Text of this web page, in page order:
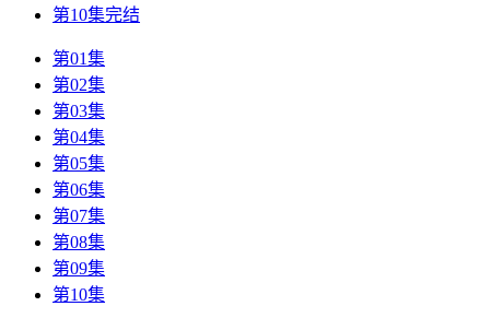
第10集完结
第01集
第02集
第03集
第04集
第05集
第06集
第07集
第08集
第09集
第10集